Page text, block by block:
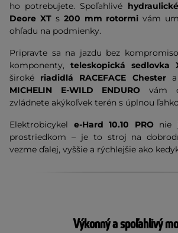
ho potrebujete. Spoľahlivé
Deore XTs 200 mm rotormi vám
ohľadu na podmienky.
Pripravte sa na jazdu bez
komponenty, teleskopická sedlovka
široké riadidlá RACEFACE Chestera
MICHELIN E-WILD ENDURO vám
zvládnete akýkoľvek terén s úplnou
Elektrobicykel e-Hard 10.10 PROnie
prostriedkom – je to stroj na
vezme ďalej, vyššie a rýchlejšie ako
Výkonný a spoľahlivý